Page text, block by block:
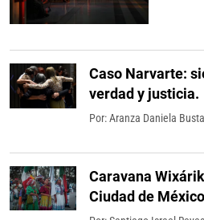
Caso Narvarte:
verdad y justicia.
Por: Aranza Daniela
Caravana
Ciudad de México